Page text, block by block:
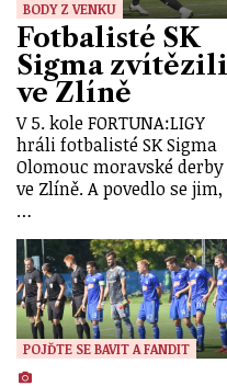
BODY Z VENKU
Fotbalisté SK
Sigma zvítězili
ve Zlíně
V 5. kole FORTUNA:LIGY
hráli fotbalisté SK Sigma
Olomouc moravské derby
ve Zlíně. A povedlo se jim,
…
POJĎTE SE BAVIT A FANDIT